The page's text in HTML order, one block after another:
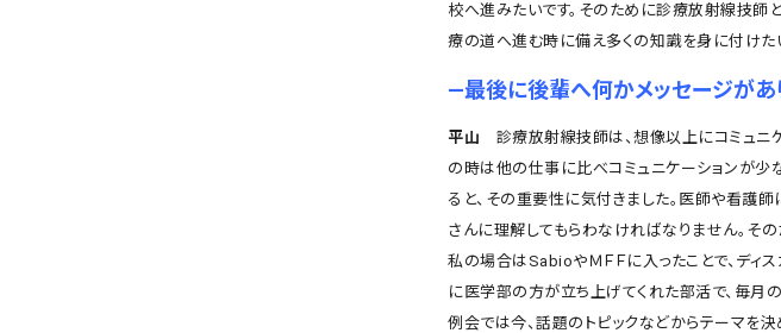
校へ進みたいです。そのために診療放射線技師
療の道へ進む時に備え多くの知識を身に付けた
―最後に後輩へ何かメッセージがあ
平山 診療放射線技師は、想像以上にコミュニ
の時は他の仕事に比べコミュニケーションが少
ると、その重要性に気付きました。医師や看護
さんに理解してもらわなければなりません。そ
私の場合はSabioやＭＦＦに入ったことで、ディ
に医学部の方が立ち上げてくれた部活で、毎月
例会では今、話題のトピックなどからテーマを